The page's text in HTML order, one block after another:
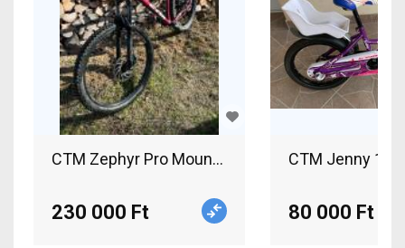
CTM Zephyr Pro Mountain Bike 27.5" (650b) elöl
230 000 Ft
CTM Jenny 16
80 000 Ft